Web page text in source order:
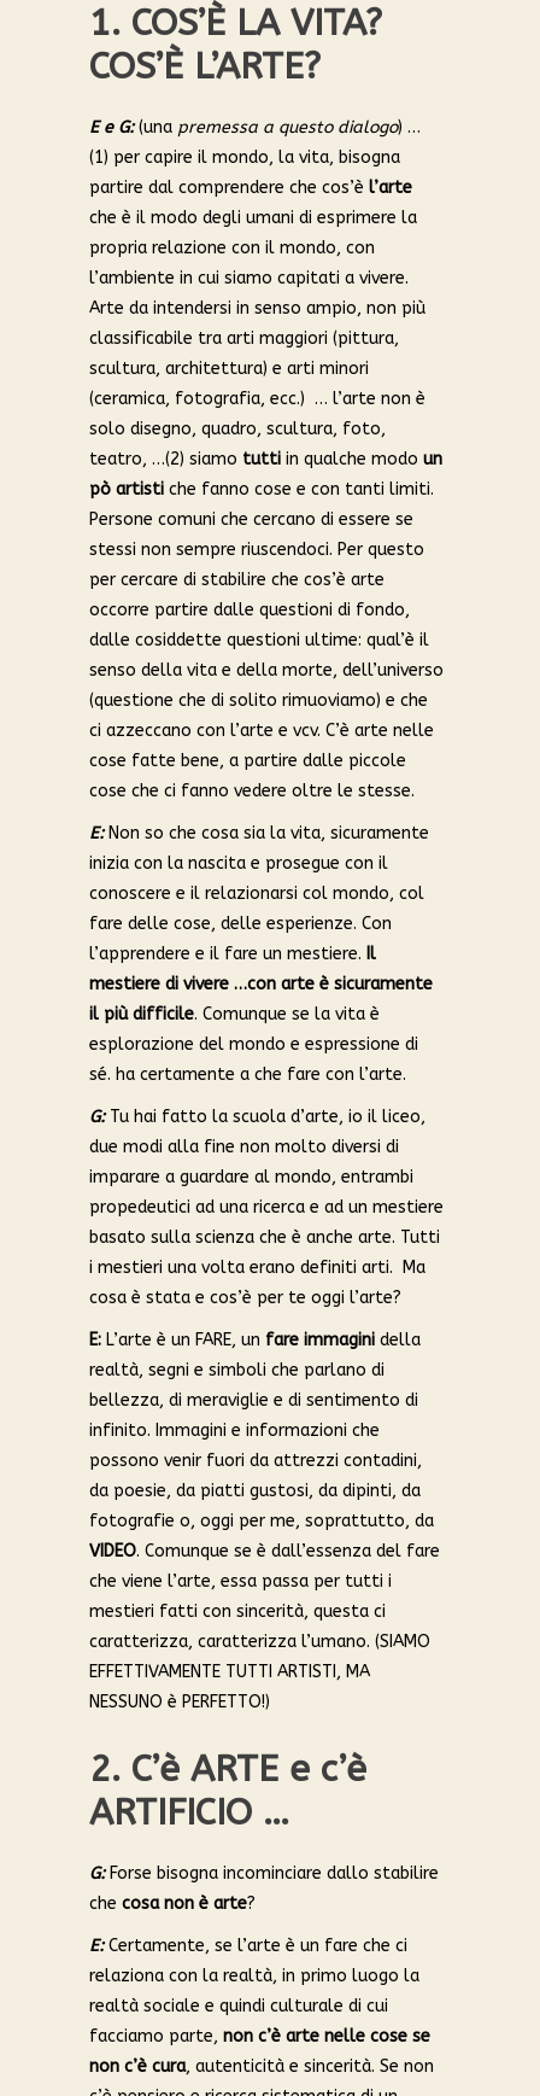
1. COS’È LA VITA?
COS’È L’ARTE?
E e G:(una premessa a questo dialogo) …
(1) per capire il mondo, la vita, bisogna
partire dal comprendere che cos’è l’arte
che è il modo degli umani di esprimere la
propria relazione con il mondo, con
l’ambiente in cui siamo capitati a vivere.
Arte da intendersi in senso ampio, non più
classificabile tra arti maggiori (pittura,
scultura, architettura) e arti minori
(ceramica, fotografia, ecc.) … l’arte non è
solo disegno, quadro, scultura, foto,
teatro, …(2) siamo tutti in qualche modo un
pò artisti che fanno cose e con tanti limiti.
Persone comuni che cercano di essere se
stessi non sempre riuscendoci. Per questo
per cercare di stabilire che cos’è arte
occorre partire dalle questioni di fondo,
dalle cosiddette questioni ultime: qual’è il
senso della vita e della morte, dell’universo
(questione che di solito rimuoviamo) e che
ci azzeccano con l’arte e vcv. C’è arte nelle
cose fatte bene, a partire dalle piccole
cose che ci fanno vedere oltre le stesse.
E:Non so che cosa sia la vita, sicuramente
inizia con la nascita e prosegue con il
conoscere e il relazionarsi col mondo, col
fare delle cose, delle esperienze. Con
l’apprendere e il fare un mestiere. Il
mestiere di vivere …con arte è sicuramente
il più difficile. Comunque se la vita è
esplorazione del mondo e espressione di
sé. ha certamente a che fare con l’arte.
G:Tu hai fatto la scuola d’arte, io il liceo,
due modi alla fine non molto diversi di
imparare a guardare al mondo, entrambi
propedeutici ad una ricerca e ad un mestiere
basato sulla scienza che è anche arte. Tutti
i mestieri una volta erano definiti arti. Ma
cosa è stata e cos’è per te oggi l’arte?
E: L’arte è un FARE, un fare immagini della
realtà, segni e simboli che parlano di
bellezza, di meraviglie e di sentimento di
infinito. Immagini e informazioni che
possono venir fuori da attrezzi contadini,
da poesie, da piatti gustosi, da dipinti, da
fotografie o, oggi per me, soprattutto, da
VIDEO. Comunque se è dall’essenza del fare
che viene l’arte, essa passa per tutti i
mestieri fatti con sincerità, questa ci
caratterizza, caratterizza l’umano. (SIAMO
EFFETTIVAMENTE TUTTI ARTISTI, MA
NESSUNO è PERFETTO!)
2. C’è ARTE e c’è
ARTIFICIO …
G:Forse bisogna incominciare dallo stabilire
che cosa non è arte?
E:Certamente, se l’arte è un fare che ci
relaziona con la realtà, in primo luogo la
realtà sociale e quindi culturale di cui
facciamo parte, non c’è arte nelle cose se
non c’è cura, autenticità e sincerità. Se non